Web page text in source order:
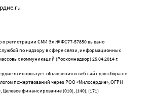
о регистрации СМИ Эл № ФС77-57850 выдано
по надзору в сфере связи, информационных
коммуникаций (Роскомнадзор) 25.04.2014 г.
использует объявления и веб-сайт для сбора не
пожертвований через РОО «Милосердие», ОГРН
Целевое финансирование (010), (140), (171)